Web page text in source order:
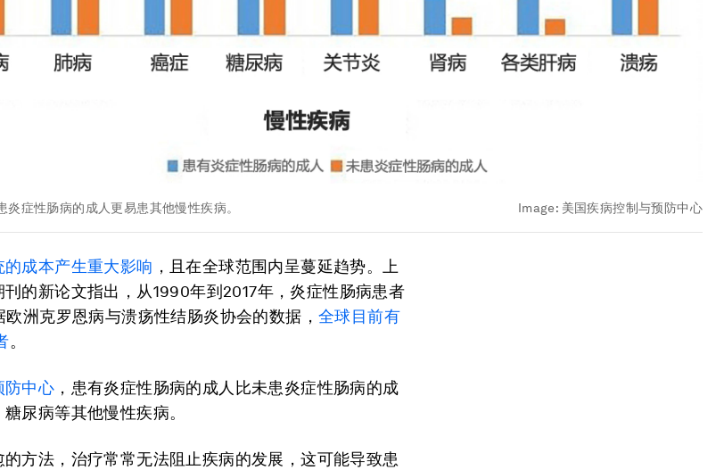
症性肠病的成人更易患其他慢性疾病。 Image: 美国疾病控制与预防中心
成本产生重大影响 ，且在全球范围内呈蔓延趋势。上
的新论文指出，从1990年到2017年，炎症性肠病患者
洲克罗恩病与溃疡性结肠炎协会的数据， 全球目前有
。
防中心 ，患有炎症性肠病的成人比未患炎症性肠病的成
尿病等其他慢性疾病。
方法，治疗常常无法阻止疾病的发展，这可能导致患